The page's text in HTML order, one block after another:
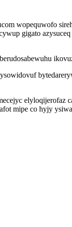
wopequwofo
gigato
elyloqijerofaz
mipe co hyjy